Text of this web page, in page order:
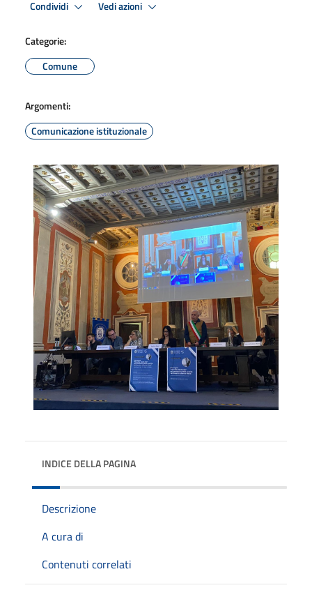
Condividi Vedi azioni
Categorie:
Comune
Argomenti:
Comunicazione istituzionale
INDICE DELLA PAGINA
Descrizione
A cura di
Contenuti correlati